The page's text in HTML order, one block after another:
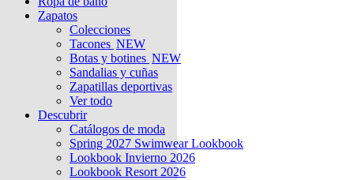
Zapatos
Colecciones
Tacones NEW
Botas y botines NEW
Sandalias y cuñas
Zapatillas deportivas
Ver todo
Descubrir
Catálogos de moda
Spring 2027 Swimwear Lookbook
Lookbook Invierno 2026
Lookbook Resort 2026